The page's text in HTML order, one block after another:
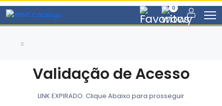
0
Validação de Acesso
LINK EXPIRADO. Clique Abaixo para prosseguir